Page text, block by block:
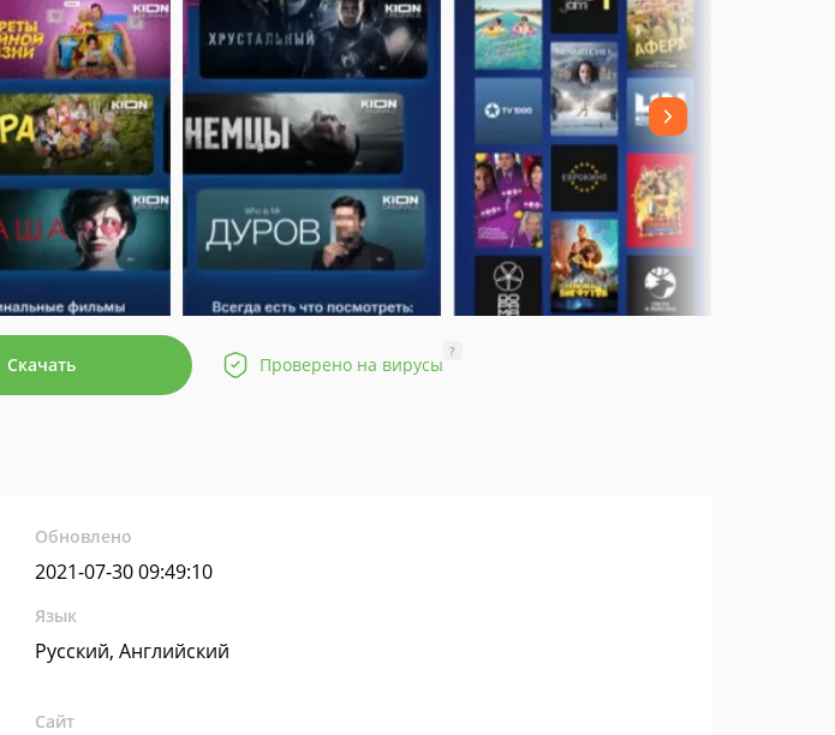
Скачать Проверено на вирусы
?
Обновлено
2021-07-30 09:49:10
Язык
Русский, Английский
Сайт